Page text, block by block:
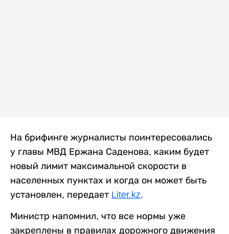
На брифинге журналисты поинтересовались
у главы МВД Ержана Саденова, каким будет
новый лимит максимальной скорости в
населенных пунктах и когда он может быть
установлен, передает Liter.kz.
Министр напомнил, что все нормы уже
закреплены в правилах дорожного движения